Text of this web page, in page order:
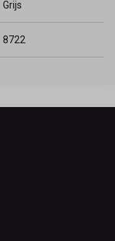
Grijs
8722